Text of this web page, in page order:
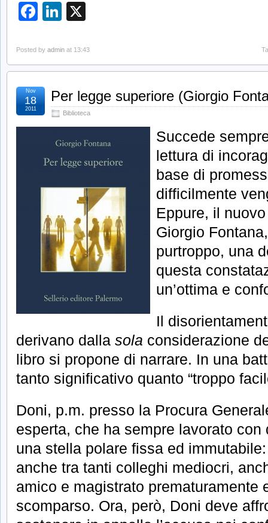
Facebook
LinkedIn
Posted by admin at 13:43
Per legge superiore (Giorgio
Biblioteca
Nov
18
2011
Succede
lettura di
base di
difficilmente
Eppure, il
Giorgio
purtroppo, una
questa
un’ottima e
Il
derivano dalla sola considerazione
libro si propone di narrare. In una
tanto significativo quanto “troppo
Doni, p.m. presso la Procura
esperta, che ha sempre lavorato
una stella polare fissa ed
anche tra tanti colleghi mediocri,
amico e magistrato prematuramente
scomparso. Ora, però, Doni deve